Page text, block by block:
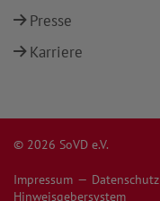
Presse
Karriere
© 2026 SoVD e.V.
Impressum Datenschutz
Hinweisgebersystem